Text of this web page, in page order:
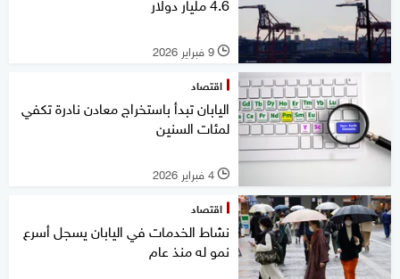
l 9 فبراير 2026
اقتصاد
اليابان تبدأ باستخراج معادن نادرة تكفي
لمئات السنين
l 4 فبراير 2026
اقتصاد
نشاط الخدمات في اليابان يسجل أسرع
نمو له منذ عام